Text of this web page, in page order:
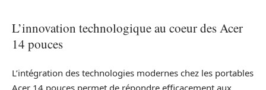
L’innovation technologique au coeur des Acer
14 pouces
L’intégration des technologies modernes chez les portables
Acer 14 pouces permet de répondre efficacement aux